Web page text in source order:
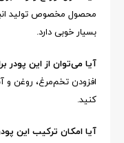
محصول مخصوص تولید
بسیار خوبی دارد.
آیا می‌توان از این پودر
افزودن تخم‌مرغ، روغن و
کنید.
آیا امکان ترکیب این